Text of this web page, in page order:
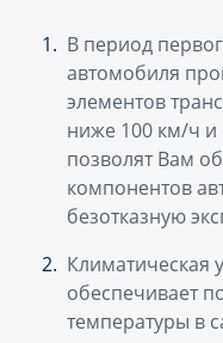
В период
автомобиля
элементов
ниже 100 км/ч и
позволят Вам
компонентов
безотказную
Климатическая
обеспечивает
температуры в